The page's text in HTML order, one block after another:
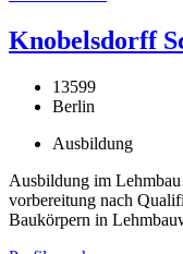
Knobelsdorff
13599
Berlin
Ausbildung
Ausbildung im
vorbereitung nach
Baukörpern in